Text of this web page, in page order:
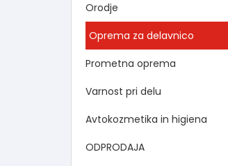
Orodje
Oprema za delavnico
Prometna oprema
Varnost pri delu
Avtokozmetika in higiena
ODPRODAJA